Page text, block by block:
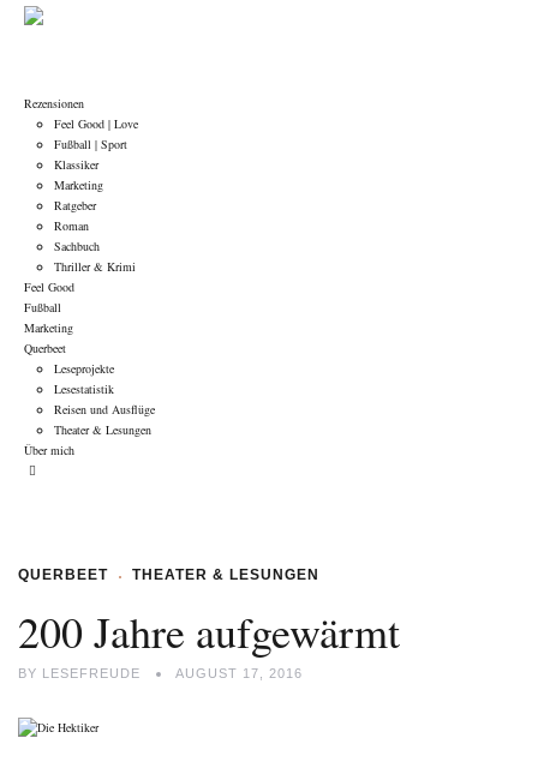
Rezensionen
Feel Good | Love
Fußball | Sport
Klassiker
Marketing
Ratgeber
Roman
Sachbuch
Thriller & Krimi
Feel Good
Fußball
Marketing
Querbeet
Leseprojekte
Lesestatistik
Reisen und Ausflüge
Theater & Lesungen
Über mich
QUERBEET THEATER & LESUNGEN
200 Jahre aufgewärmt
BY LESEFREUDE AUGUST 17, 2016